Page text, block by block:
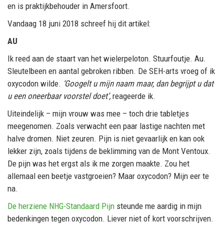
en is praktijkbehouder in Amersfoort.
Vandaag 18 juni 2018 schreef hij dit artikel:
AU
Ik reed aan de staart van het wielerpeloton. Stuurfoutje. Au.
Sleutelbeen en aantal gebroken ribben. De SEH-arts vroeg of ik
oxycodon wilde. ‘Googelt u mijn naam maar, dan begrijpt u dat
u een oneerbaar voorstel doet’, reageerde ik.
Uiteindelijk – mijn vrouw was mee – toch drie tabletjes
meegenomen. Zoals verwacht een paar lastige nachten met
halve dromen. Niet zeuren. Pijn is niet gevaarlijk en kan ook
lekker zijn, zoals tijdens de beklimming van de Mont Ventoux.
De pijn was het ergst als ik me zorgen maakte. Zou het
allemaal een beetje vastgroeien? Maar oxycodon? Mijn eer te
na.
De herziene NHG-Standaard Pijn steunde me aardig in mijn
bedenkingen tegen oxycodon. Liever niet of kort voorschrijven.